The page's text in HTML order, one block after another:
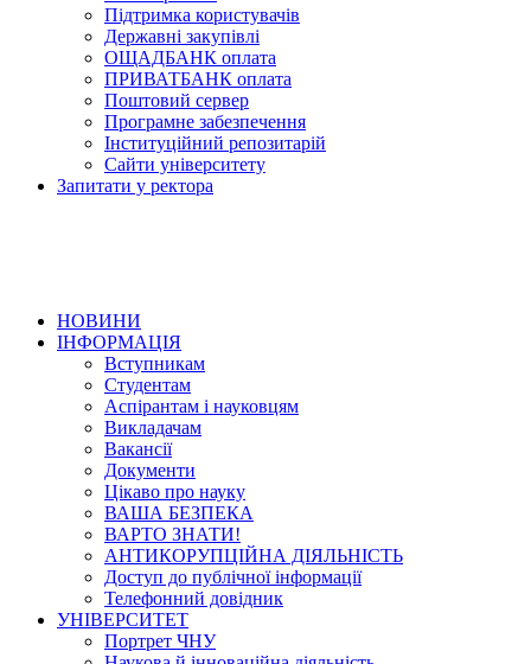
Підтримка користувачів
Державні закупівлі
ОЩАДБАНК оплата
ПРИВАТБАНК оплата
Поштовий сервер
Програмне забезпечення
Інституційний репозитарій
Сайти університету
Запитати у ректора
НОВИНИ
ІНФОРМАЦІЯ
Вступникам
Студентам
Аспірантам і науковцям
Викладачам
Вакансії
Документи
Цікаво про науку
ВАША БЕЗПЕКА
ВАРТО ЗНАТИ!
АНТИКОРУПЦІЙНА ДІЯЛЬНІСТЬ
Доступ до публічної інформації
Телефонний довідник
УНІВЕРСИТЕТ
Портрет ЧНУ